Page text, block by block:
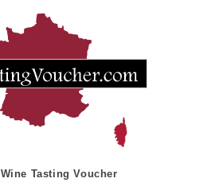
Wine Tasting Voucher